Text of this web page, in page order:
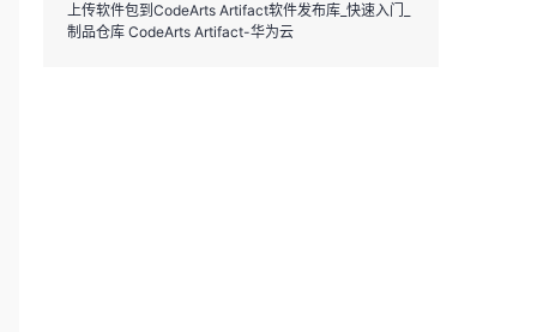
上传软件包到CodeArts Artifact软件发布库_快速入门_
制品仓库 CodeArts Artifact-华为云